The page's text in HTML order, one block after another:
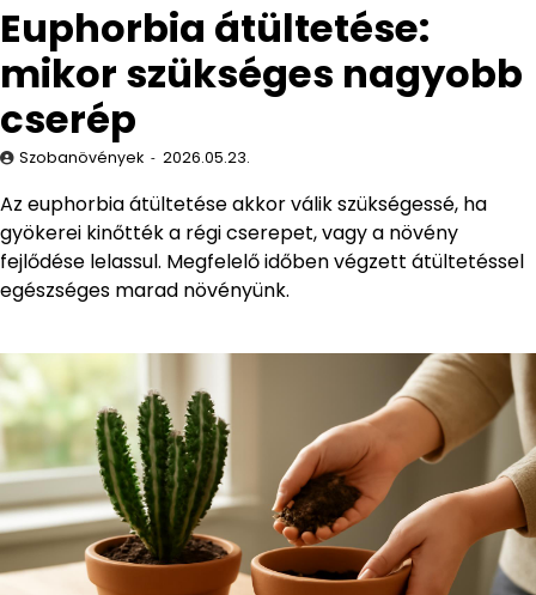
Euphorbia átültetése:
mikor szükséges nagyobb
cserép
Szobanövények 2026.05.23.
Az euphorbia átültetése akkor válik szükségessé, ha
gyökerei kinőtték a régi cserepet, vagy a növény
fejlődése lelassul. Megfelelő időben végzett átültetéssel
egészséges marad növényünk.